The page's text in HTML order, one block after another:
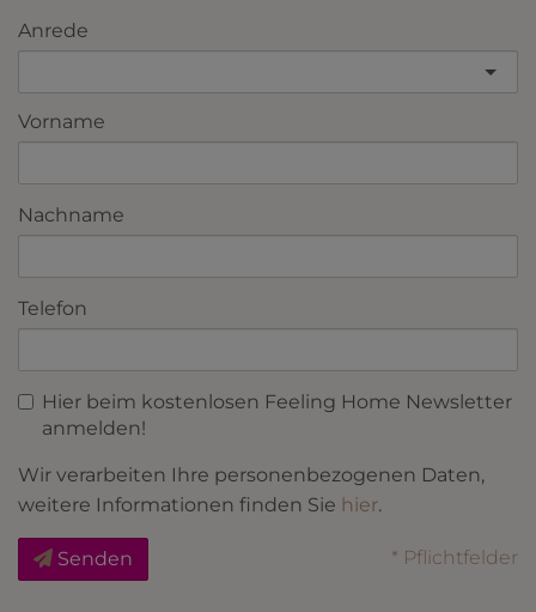
Anrede
Vorname
Nachname
Telefon
Hier beim kostenlosen Feeling Home Newsletter
anmelden!
Wir verarbeiten Ihre personenbezogenen Daten,
weitere Informationen finden Sie hier.
Senden * Pflichtfelder